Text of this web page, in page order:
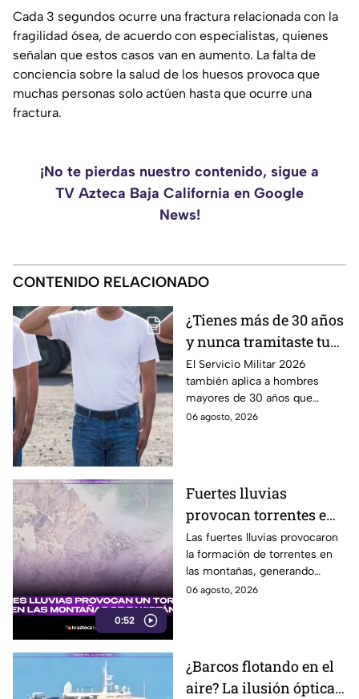
Cada 3 segundos ocurre una fractura relacionada con la
fragilidad ósea, de acuerdo con especialistas, quienes
señalan que estos casos van en aumento. La falta de
conciencia sobre la salud de los huesos provoca que
muchas personas solo actúen hasta que ocurre una
fractura.
¡No te pierdas nuestro contenido, sigue a
TV Azteca Baja California en Google
News!
CONTENIDO RELACIONADO
¿Tienes más de 30 años
y nunca tramitaste tu
cartilla militar? Te
pueden llamar para
hacer servicio en Baja
California
El Servicio Militar 2026
también aplica a hombres
mayores de 30 años que
nunca tramitaron su cartilla. Te
06 agosto, 2026
0:52
Fuertes lluvias
provocan torrentes e
inundaciones en una
región montañosa
Las fuertes lluvias provocaron
la formación de torrentes en
las montañas, generando
inundaciones y afectaciones
06 agosto, 2026
¿Barcos flotando en el
aire? La ilusión óptica